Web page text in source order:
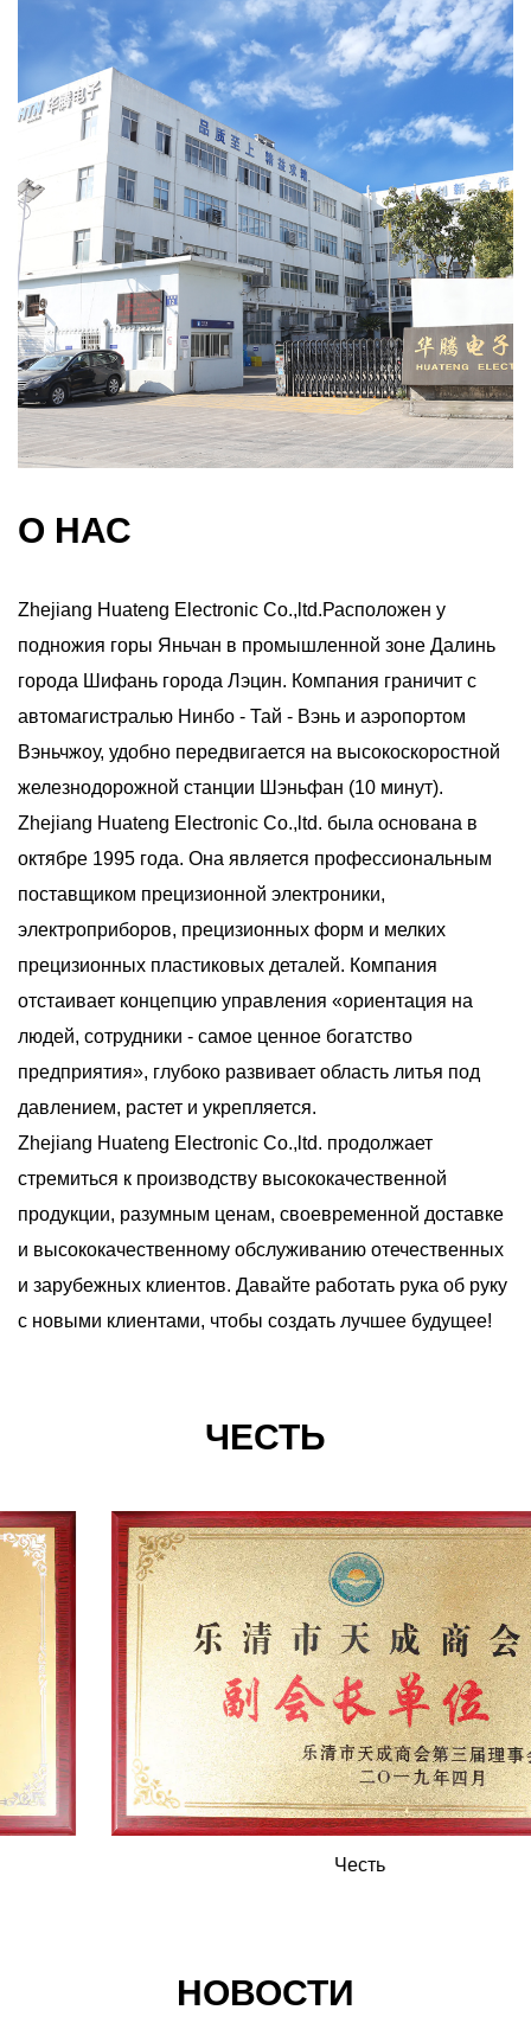
О НАС
Zhejiang Huateng Electronic Co.,ltd.Расположен у
подножия горы Яньчан в промышленной зоне Далинь
города Шифань города Лэцин. Компания граничит с
автомагистралью Нинбо - Тай - Вэнь и аэропортом
Вэньчжоу, удобно передвигается на высокоскоростной
железнодорожной станции Шэньфан (10 минут).
Zhejiang Huateng Electronic Co.,ltd. была основана в
октябре 1995 года. Она является профессиональным
поставщиком прецизионной электроники,
электроприборов, прецизионных форм и мелких
прецизионных пластиковых деталей. Компания
отстаивает концепцию управления «ориентация на
людей, сотрудники - самое ценное богатство
предприятия», глубоко развивает область литья под
давлением, растет и укрепляется.
Zhejiang Huateng Electronic Co.,ltd. продолжает
стремиться к производству высококачественной
продукции, разумным ценам, своевременной доставке
и высококачественному обслуживанию отечественных
и зарубежных клиентов. Давайте работать рука об руку
с новыми клиентами, чтобы создать лучшее будущее!
ЧЕСТЬ
НОВОСТИ